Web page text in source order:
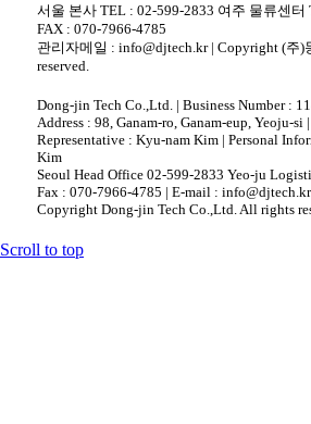
서울 본사 TEL : 02-599-2833 여주 물류센터
FAX : 070-7966-4785
관리자메일 : info@djtech.kr | Copyright (주
reserved.
Dong-jin Tech Co.,Ltd. | Business Number :
Address : 98, Ganam-ro, Ganam-eup, Yeoju-si
Representative : Kyu-nam Kim | Personal
Kim
Seoul Head Office 02-599-2833 Yeo-ju
Fax : 070-7966-4785 | E-mail : info@djtech.kr
Copyright Dong-jin Tech Co.,Ltd. All rights
Scroll to top